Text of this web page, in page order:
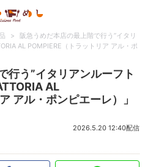
>
阪急うめだ本店の最上階で行う”イタリ
AL POMPIERE（トラットリア アル・ポ
行う”イタリアンルーフト
AL
アル・ポンピエーレ）」
2026.5.20 12:40配信